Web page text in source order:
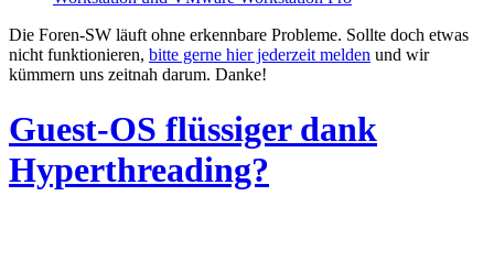
Die Foren-SW läuft ohne erkennbare Probleme. Sollte doch etwas
nicht funktionieren, bitte gerne hier jederzeit melden und wir
kümmern uns zeitnah darum. Danke!
Guest-OS flüssiger dank
Hyperthreading?